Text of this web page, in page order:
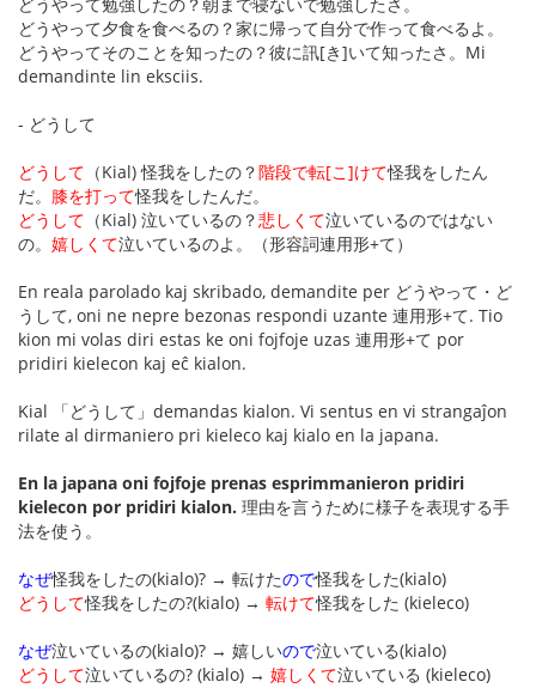
どうやって勉強したの？朝まで寝ないで勉強したさ。
どうやって夕食を食べるの？家に帰って自分で作って食べるよ。
どうやってそのことを知ったの？彼に訊[き]いて知ったさ。Mi
demandinte lin eksciis.
- どうして
どうして （Kial) 怪我をしたの？階段で転[こ]けて怪我をしたん
だ。 膝を打って怪我をしたんだ。
どうして （Kial) 泣いているの？悲しくて泣いているのではない
の。 嬉しくて泣いているのよ。（形容詞連用形+て）
En reala parolado kaj skribado, demandite per どうやって・ど
うして, oni ne nepre bezonas respondi uzante 連用形+て. Tio
kion mi volas diri estas ke oni fojfoje uzas 連用形+て por
pridiri kielecon kaj eĉ kialon.
Kial 「どうして」demandas kialon. Vi sentus en vi strangaĵon
rilate al dirmaniero pri kieleco kaj kialo en la japana.
En la japana oni fojfoje prenas esprimmanieron pridiri
kielecon por pridiri kialon. 理由を言うために様子を表現する手
法を使う。
なぜ怪我をしたの(kialo)? → 転けたので怪我をした(kialo)
どうして怪我をしたの?(kialo) → 転けて怪我をした (kieleco)
なぜ泣いているの(kialo)? → 嬉しいので泣いている(kialo)
どうして泣いているの? (kialo) → 嬉しくて泣いている (kieleco)